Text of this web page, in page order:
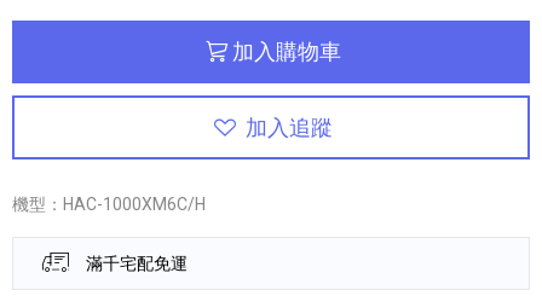
加入購物車
加入追蹤
機型：HAC-1000XM6C/H
滿千宅配免運